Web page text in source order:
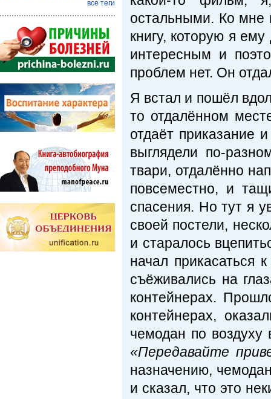
остальными. Ко мне
книгу, которую я
интересным и
проблем нет. Он
Я встал и пошёл
то отдалённом
отдаёт приказание
выглядели по-
твари, отдалённо
повсеместно, и
спасения. Но тут я
своей постели,
и старалось
начал прикасаться
съёживались на
контейнерах.
контейнерах,
чемодан по
«Передавайте
назначению,
и сказал, что это
все теги